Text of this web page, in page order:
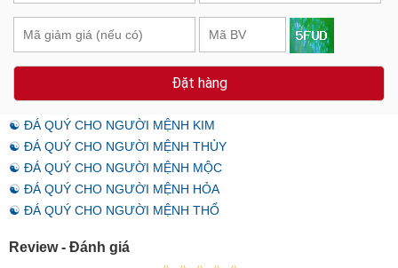
Đặt hàng
☯ ĐÁ QUÝ CHO NGƯỜI MỆNH KIM
☯ ĐÁ QUÝ CHO NGƯỜI MỆNH THỦY
☯ ĐÁ QUÝ CHO NGƯỜI MỆNH MỘC
☯ ĐÁ QUÝ CHO NGƯỜI MỆNH HỎA
☯ ĐÁ QUÝ CHO NGƯỜI MỆNH THỔ
Review - Đánh giá